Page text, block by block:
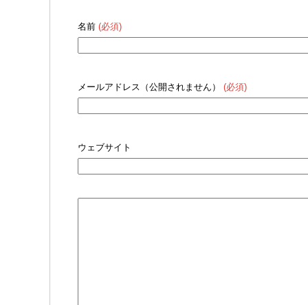
名前 (必須)
メールアドレス（公開されません） (必須)
ウェブサイト